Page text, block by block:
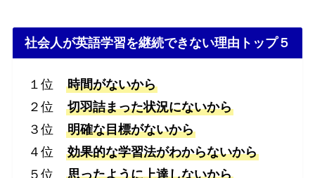
社会人が英語学習を継続できない理由トップ５
１位時間がないから
２位切羽詰まった状況にないから
３位明確な目標がないから
４位効果的な学習法がわからないから
５位思ったように上達しないから